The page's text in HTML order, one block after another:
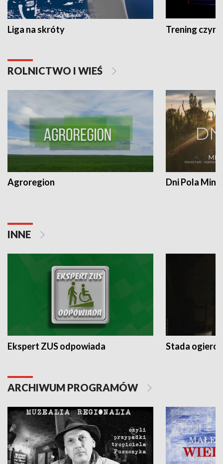
Liga na skróty Trening czyni
ROLNICTWO I WIEŚ
Agroregion Dni Pola
INNE
Ekspert ZUS odpowiada Stada
ARCHIWUM PROGRAMÓW